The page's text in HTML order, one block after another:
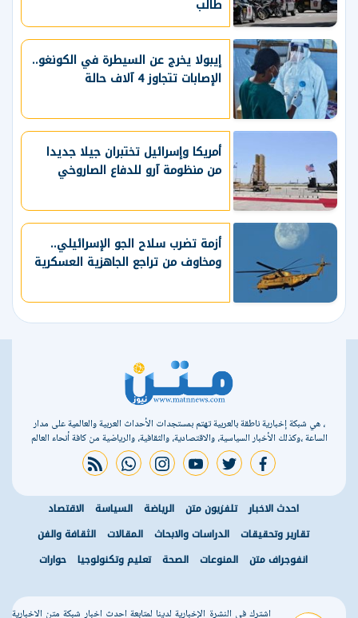
طالب
إيبولا يخرج عن السيطرة في الكونغو..
الإصابات تتجاوز 4 آلاف حالة
أمريكا وإسرائيل تختبران جيلا جديدا
من منظومة آرو للدفاع الصاروخي
أزمة تضرب سلاح الجو الإسرائيلي..
ومخاوف من تراجع الجاهزية العسكرية
، هي شبكة إخبارية ناطقة بالعربية تهتم بمستجدات الأحداث العربية والعالمية على مدار
الساعة ،وكذلك الأخبار السياسية، والاقتصادية، والثقافية، والرياضية من كافة أنحاء العالم
facebook
twitter
youtube
instagram
whatsapp
rss feed
احدث الاخبار تلفزيون متن الرياضة السياسة
الاقتصاد
تقارير وتحقيقات
الدراسات والابحاث المقالات
الثقافة والفن
انفوجراف متن
المنوعات الصحة تعليم وتكنولوجيا حوارات
اشترك في النشرة الإخبارية لدينا لمتابعة احدث اخبار شبكة متن الاخبارية